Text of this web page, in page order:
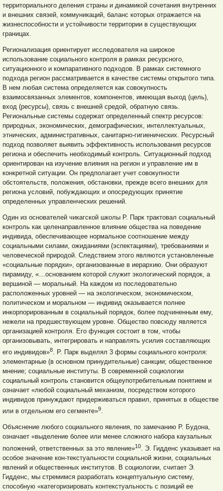
территориального деления страны и динамикой сочетания внутренних
и внешних связей, коммуникаций, баланс которых отражается на
жизнеспособности и устойчивости территории в существующих
границах.
Регионализация ориентирует исследователя на широкое
использование социального контроля в рамках ресурсного,
ситуационного и компаративного подходов. В рамках системного
подхода регион рассматривается в качестве системы открытого типа.
В нем любая система определяется как совокупность
взаимосвязанных элементов, компонентов, имеющая выход (цель),
вход (ресурсы), связь с внешней средой, обратную связь.
Региональные системы содержат определенный спектр ресурсов:
природных, экономических, демографических, интеллектуальных,
этнических, административных, санитарно-гигиенических. Ресурсный
подход позволяет выявить эффективность использования ресурсов
региона и обеспечить необходимый контроль. Ситуационный подход
ориентирован на изучение влияния на регион и управление им в
конкретной ситуации. Он предполагает учет совокупности
обстоятельств, положения, обстановки, прежде всего внешних для
региона условий, побуждающих и опосредующих принятие
определенных управленческих решений.
Один из основателей чикагской школы Р. Парк трактовал социальный
контроль как целенаправленное влияние общества на поведение
индивида, обеспечивающее нормальное соотношение между
социальными силами, ожиданиями (эспектациями), требованиями и
человеческой природой. Следствием этого являются установленные
«социальные порядки», организованные в иерархию. Они образуют
пирамиду, «…основанием которой служит экологический порядок, а
вершиной — моральный. На каждом из последовательно
расположенных уровней — на экологическом, экономическом,
политическом и моральном — индивид оказывается полнее
инкорпорированным в социальный порядок, более подчиненным ему,
нежели на предшествующем уровне. Общество повсюду является
организацией контроля. Его функция состоит в том, чтобы
организовывать, интегрировать и направлять усилия составляющих
его индивидов»8. Р. Парк выделял 3 формы социального контроля:
элементарные (в основном принудительные) санкции; общественное
мнение; социальные институты. В современной социологии
социальный контроль становится общеупотребительным понятием и
означает «любой социальный механизм, посредством которого
индивидов принуждают придерживаться правил, принятых в обществе
или в отдельном его сегменте»9.
Объяснение любого социального явления, по замечанию Р. Будона,
означает «выделение более или менее сложного набора каузальных
положений, ответственных за это явление»10
. Э. Гидденс указывает на
особое значение кон-текстуальности социальной жизни, социальных
явлений и общественных институтов. В социологии, считает Э.
Гидденс, мы стремимся разработать концептуальную систему,
способную «категоризировать контекстуальность с позиций ее